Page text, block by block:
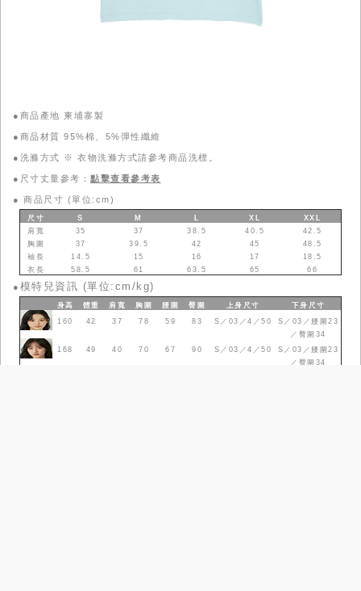
●商品產地 柬埔寨製
●商品材質 95%棉、5%彈性纖維
●洗滌方式 ※ 衣物洗滌方式請參考商品洗標。
●尺寸丈量參考： 點擊查看參考表
● 商品尺寸 (單位:cm)
尺寸 S M L XL
XXL
肩寬
35 37 38.5 40.5
42.5
胸圍
37 39.5 42 45
48.5
袖長
14.5 15 16 17
18.5
衣長
58.5 61 63.5 65 66
● 模特兒資訊 (單位:cm/kg)
身高 體重 肩寬 胸圍 腰圍 臀圍 上身 尺寸 下身 尺寸
160
42 37 78 59 83 S／03／4／50
S／03／腰圍23
／臀圍34
168
49 40 70 67 90 S／03／4／50
S／03／腰圍23
／臀圍34